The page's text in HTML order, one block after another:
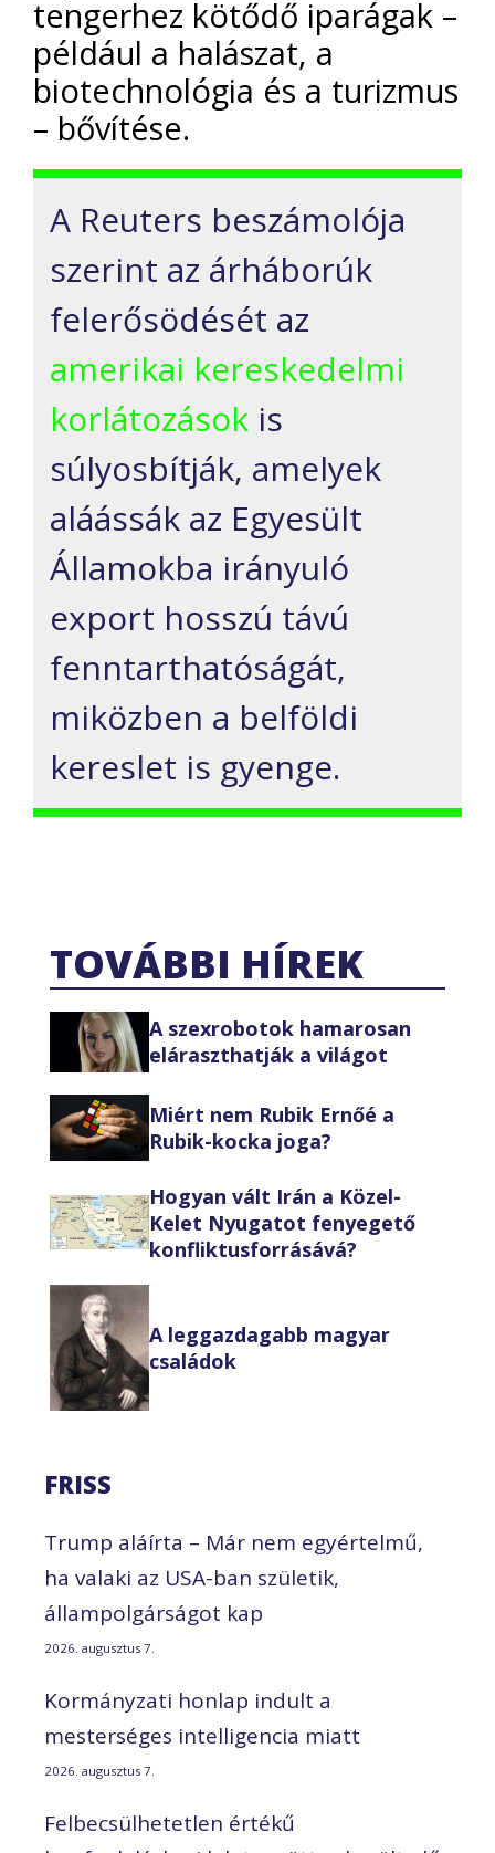
tengerhez kötődő iparágak –
például a halászat, a
biotechnológia és a turizmus
– bővítése.
A Reuters beszámolója
szerint az árháborúk
felerősödését az
amerikai kereskedelmi
korlátozások is
súlyosbítják, amelyek
aláássák az Egyesült
Államokba irányuló
export hosszú távú
fenntarthatóságát,
miközben a belföldi
kereslet is gyenge.
TOVÁBBI HÍREK
A szexrobotok hamarosan
eláraszthatják a világot
Miért nem Rubik Ernőé a
Rubik-kocka joga?
Hogyan vált Irán a Közel-
Kelet Nyugatot fenyegető
konfliktusforrásává?
A leggazdagabb magyar
családok
FRISS
Trump aláírta – Már nem egyértelmű,
ha valaki az USA-ban születik,
állampolgárságot kap
2026. augusztus 7.
Kormányzati honlap indult a
mesterséges intelligencia miatt
2026. augusztus 7.
Felbecsülhetetlen értékű